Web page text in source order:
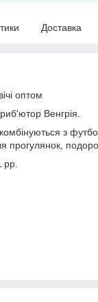
Доставка
оптом
Венгрія.
з
прогулянок,
рр.